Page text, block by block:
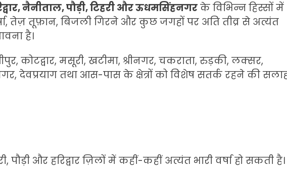
नैनीताल, पौड़ी, टिहरी और ऊधमसिंहनगरके विभिन्न हिस्सों में
तेज़ तूफ़ान, बिजली गिरने और कुछ जगहों पर अति तीव्र से अत्यंत
है।
कोटद्वार, मसूरी, खटीमा, श्रीनगर, चकराता, रुड़की, लक्सर,
देवप्रयाग तथा आस-पास के क्षेत्रों को विशेष सतर्क रहने की
पौड़ी और हरिद्वार ज़िलों में कहीं-कहीं अत्यंत भारी वर्षा हो सकती है।